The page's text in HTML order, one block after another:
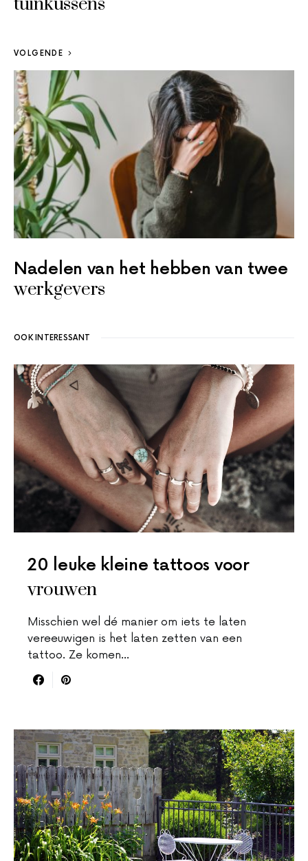
tuinkussens
VOLGENDE
Nadelen van het hebben van twee
werkgevers
OOK INTERESSANT
20 leuke kleine tattoos voor
vrouwen
Misschien wel dé manier om iets te laten
vereeuwigen is het laten zetten van een
tattoo. Ze komen…